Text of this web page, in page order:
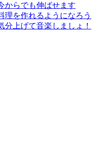
からでも伸ばせます
理を作れるようになろう
分上げて音楽しましょ！